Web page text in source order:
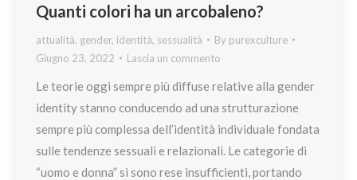
Quanti colori ha un arcobaleno?
attualità, gender, identità, sessualità By purexculture
Giugno 23, 2022
Lascia un commento
Le teorie oggi sempre più diffuse relative alla gender
identity stanno conducendo ad una strutturazione
sempre più complessa dell’identità individuale fondata
sulle tendenze sessuali e relazionali. Le categorie di
“uomo e donna” si sono rese insufficienti, portando